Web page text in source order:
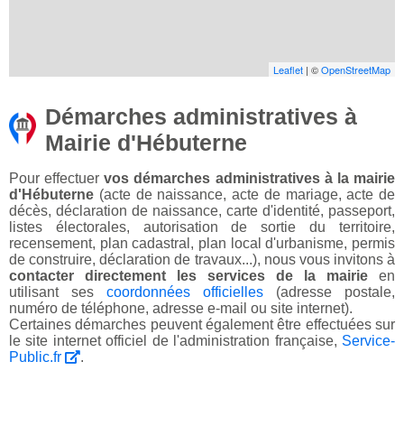
Leaflet | ©OpenStreetMap
Démarches administratives à
Mairie d'Hébuterne
Pour effectuervos démarches administratives à la mairie
d'Hébuterne (acte de naissance, acte de mariage, acte de
décès, déclaration de naissance, carte d'identité, passeport,
listes électorales, autorisation de sortie du territoire,
recensement, plan cadastral, plan local d'urbanisme, permis
de construire, déclaration de travaux...), nous vous invitons à
contacter directement les services de la mairie en
utilisant ses coordonnées officielles (adresse postale,
numéro de téléphone, adresse e-mail ou site internet).
Certaines démarches peuvent également être effectuées sur
le site internet officiel de l'administration française, Service-
Public.fr
.